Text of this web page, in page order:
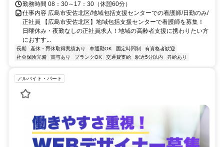
勤務時間 08：30～17：30（休憩60分）
仕事内容 広島市安佐北区/地域包括支援センターでの看護師/日勤のみ/
正社員 【広島市安佐北区】地域包括支援センターで看護師を募集！
日曜休み・夜勤なしの正社員求人！地域の高齢者支援に携わりたい方
におすす...
長期 産休・育休取得実績あり 車通勤OK 固定時間制
有資格者歓迎
社会保険完備
賞与あり ブランクOK 交通費支給 駅近5分以内 昇給あり
アルバイト・パート